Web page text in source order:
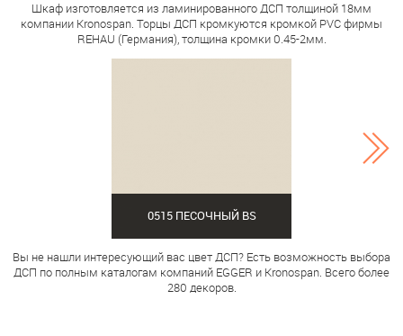
Шкаф изготовляется из ламинированного ДСП толщиной 18мм
компании Kronospan. Торцы ДСП кромкуются кромкой PVC фирмы
REHAU (Германия), толщина кромки 0.45-2мм.
0515 ПЕСОЧНЫЙ BS
Вы не нашли интересующий вас цвет ДСП? Есть возможность выбора
ДСП по полным каталогам компаний EGGER и Kronospan. Всего более
280 декоров.